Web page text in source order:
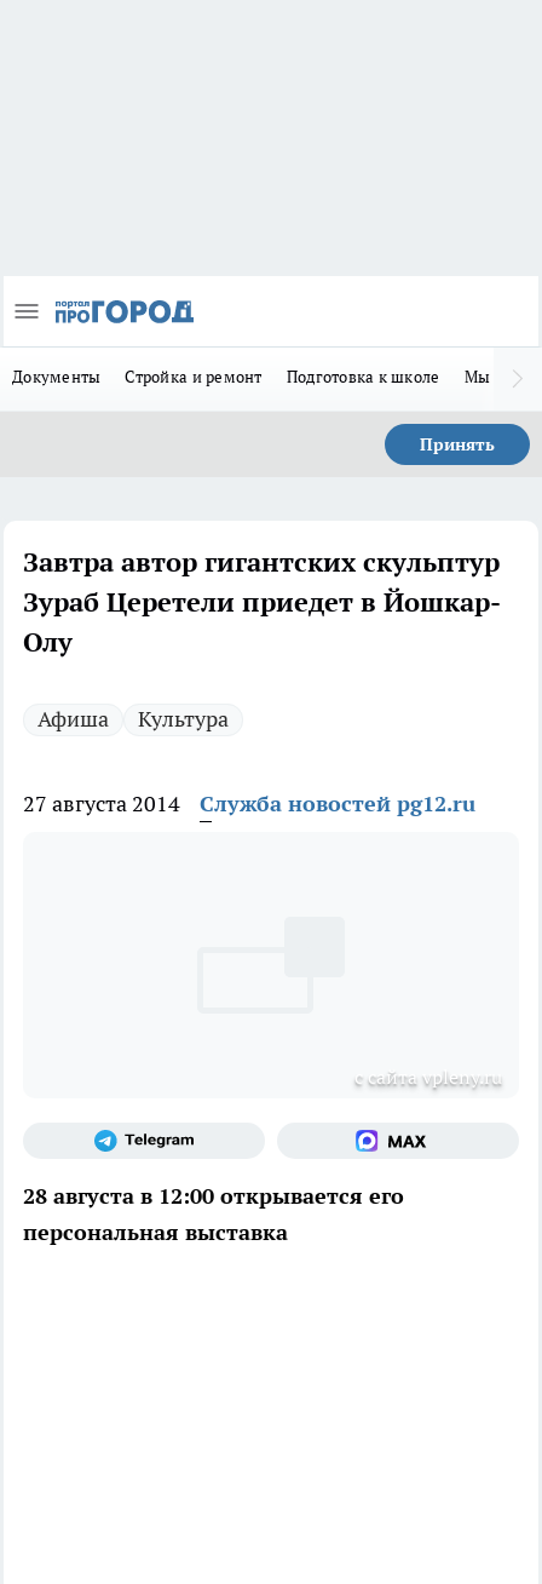
Документы Стройка и ремонт Подготовка к школе Мы в MAX
Принять
Завтра автор гигантских скульптур
Зураб Церетели приедет в Йошкар-
Олу
Афиша Культура
27 августа 2014 Служба новостей pg12.ru
с сайта vpleny.ru
28 августа в 12:00 открывается его
персональная выставка